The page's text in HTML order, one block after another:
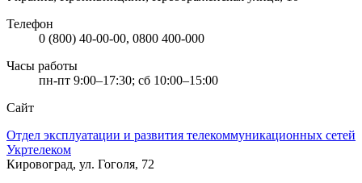
Телефон
0 (800) 40-00-00, 0800 400-000
Часы работы
пн-пт 9:00–17:30; сб 10:00–15:00
Сайт
Отдел эксплуатации и развития телекоммуникационных сетей
Укртелеком
Кировоград, ул. Гоголя, 72